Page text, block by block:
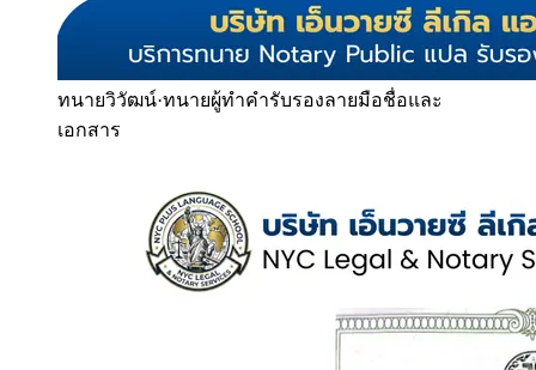
ทนายวิวัฒน์·ทนายผู้ทำคำรับรองลายมือชื่อและ
เอกสาร